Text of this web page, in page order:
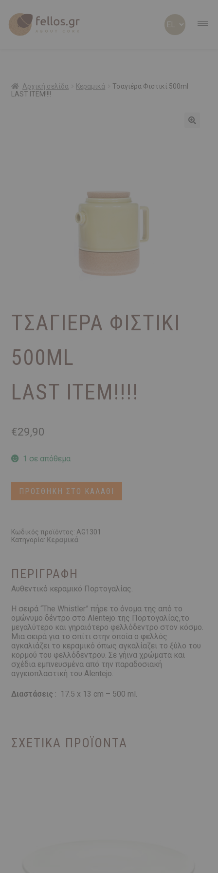
ABOUT US
Αρχική σελίδα Κεραμικά
Τσαγιέρα Φιστικί 500ml
LAST ITEM!!!!
ΤΣΑΓΙΈΡΑ ΦΙΣΤΙΚΊ
500ML
LAST ITEM!!!!
€29,90
1 σε απόθεμα
Τσαγιέρα
Φιστικί
LAST
ITEM!!!!
ΠΡΟΣΘΉΚΗ ΣΤΟ ΚΑΛΆΘΙ
Κωδικός προϊόντος: AG1301
Κατηγορία: Κεραμικά
ΠΕΡΙΓΡΑΦΉ
Αυθεντικό κεραμικό Πορτογαλίας.
Η σειρά “The Whistler” πήρε το όνομα της από το
ομώνυμο δέντρο στο Alentejo της Πορτογαλίας,το
μεγαλύτερο και γηραιότερο φελλόδεντρο στον κόσμο.
Μια σειρά για το σπίτι στην οποία ο φελλός
αγκαλιάζει το κεραμικό όπως αγκαλίαζει το ξύλο του
κορμού του φελλόδεντρου. Σε γήινα χρώματα και
σχέδια εμπνευσμένα από την παραδοσιακή
αγγειοπλαστική του Alentejo.
Διαστάσεις : 17.5 x 13 cm – 500 ml.
ΣΧΕΤΙΚΆ ΠΡΟΪΌΝΤΑ